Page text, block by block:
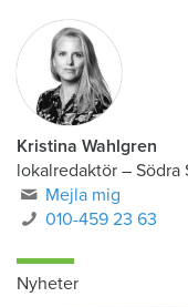
Kristina Wahlgren
lokalredaktör – Södra
Mejla mig
010-459 23 63
Nyheter